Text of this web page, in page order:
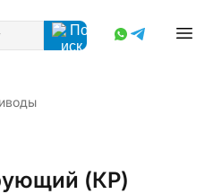
(КР)